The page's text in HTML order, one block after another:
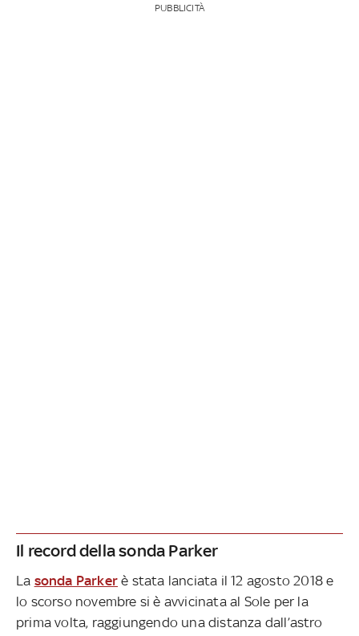
PUBBLICITÀ
Il record della sonda Parker
La sonda Parker è stata lanciata il 12 agosto 2018 e
lo scorso novembre si è avvicinata al Sole per la
prima volta, raggiungendo una distanza dall’astro